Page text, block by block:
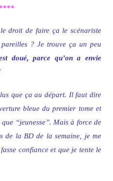
droit de faire ça le scénariste
? Je trouve ça un peu
doué, parce qu’on a envie
que ça au départ. Il faut dire
bleue du premier tome et
“jeunesse”. Mais à force de
de la BD de la semaine, je me
confiance et que je tente le